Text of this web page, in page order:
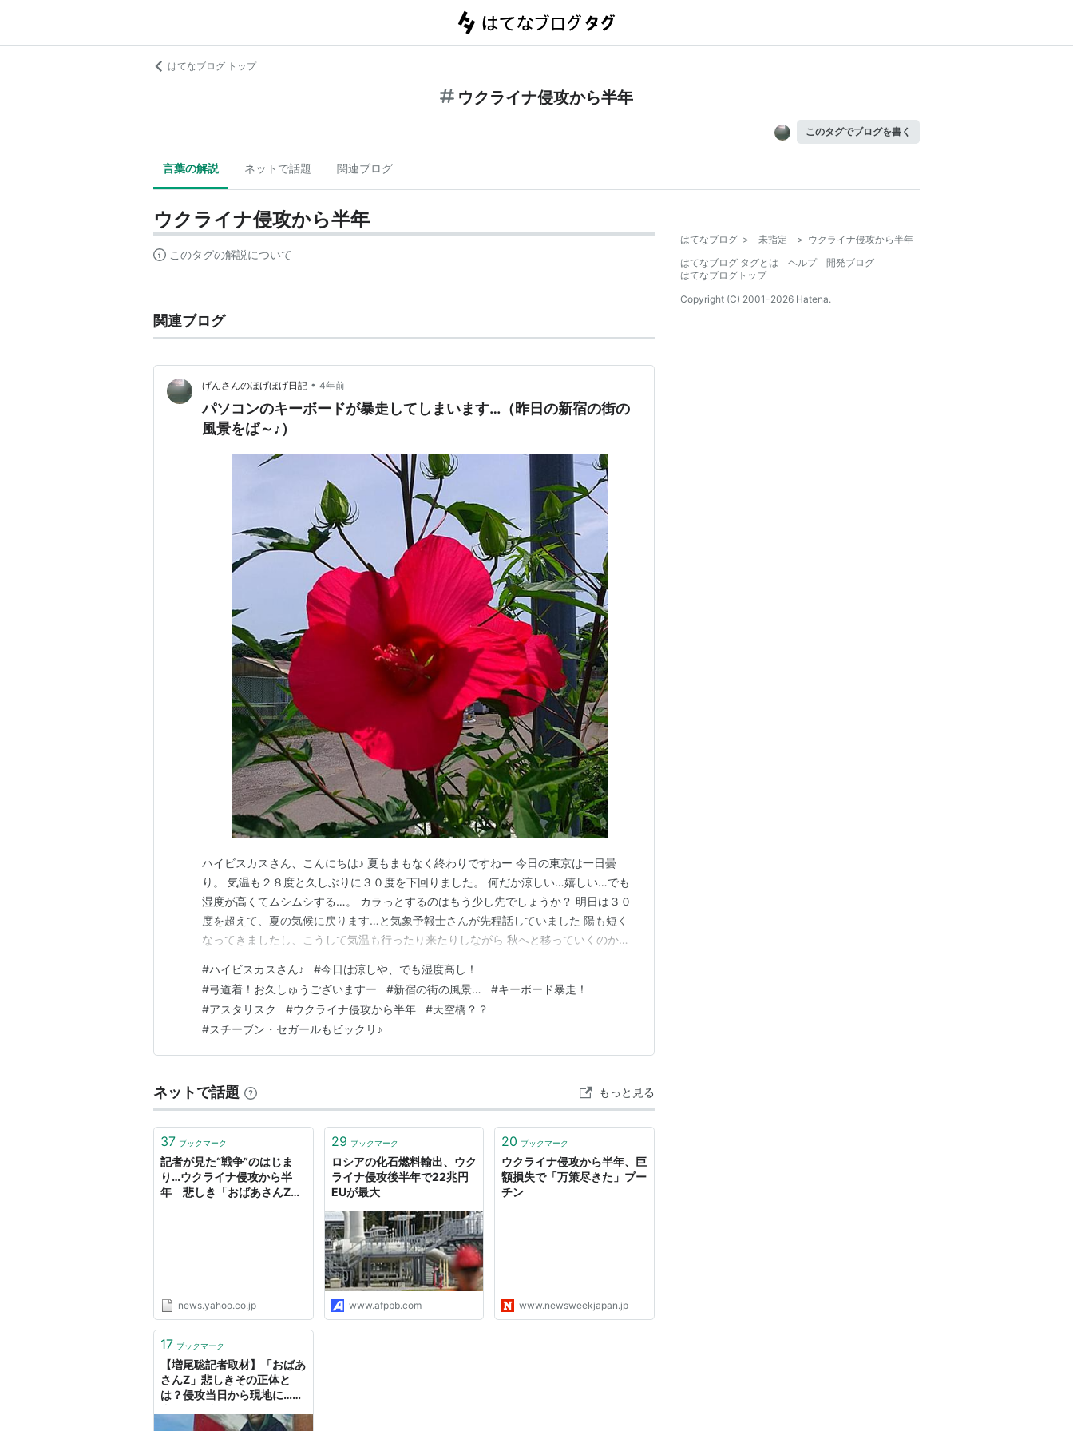
はてなブログ トップ
ウクライナ侵攻から半年
このタグでブログを書く
言葉の解説 ネットで話題 関連ブログ
ウクライナ侵攻から半年
このタグの解説について
関連ブログ
げんさんのほげほげ日記 • 4年前
パソコンのキーボードが暴走してしまいます…（昨日の新宿の街の
風景をば～♪）
ハイビスカスさん、こんにちは♪ 夏もまもなく終わりですねー 今日の東京は一日曇
り。 気温も２８度と久しぶりに３０度を下回りました。 何だか涼しい…嬉しい…でも
湿度が高くてムシムシする…。 カラっとするのはもう少し先でしょうか？ 明日は３０
度を超えて、夏の気候に戻ります…と気象予報士さんが先程話していました 陽も短く
なってきましたし、こうして気温も行ったり来たりしながら 秋へと移っていくのかも
時代は弓道部だったもので～ちょっぴり嬉しくなってパシャリ♪と撮ってしまいました
ー😊 昨日のお昼はカレーそば♪ 濃厚なルーで…
#ハイビスカスさん♪ #今日は涼しや、でも湿度高し！
#弓道着！お久しゅうございますー #新宿の街の風景… #キーボード暴走！
#アスタリスク #ウクライナ侵攻から半年 #天空橋？？
#スチーブン・セガールもビックリ♪
ネットで話題 もっと見る
37 ブックマーク
記者が見た“戦争”のはじま
り…ウクライナ侵攻から半
年 悲しき「おばあさんZ」
news.yahoo.co.jp
29 ブックマーク
ロシアの化石燃料輸出、ウク
ライナ侵攻後半年で22兆円
EUが最大
www.afpbb.com
20 ブックマーク
ウクライナ侵攻から半年、巨
額損失で「万策尽きた」プー
チン
www.newsweekjapan.jp
17 ブックマーク
【増尾聡記者取材】「おばあ
さんZ」悲しきその正体と
は？侵攻当日から現地に…記
【ウクライナ侵攻から半年】
はてなブログ > 未指定 > ウクライナ侵攻から半年
はてなブログ タグとは
ヘルプ
開発ブログ
はてなブログトップ
Copyright (C) 2001-2026 Hatena.